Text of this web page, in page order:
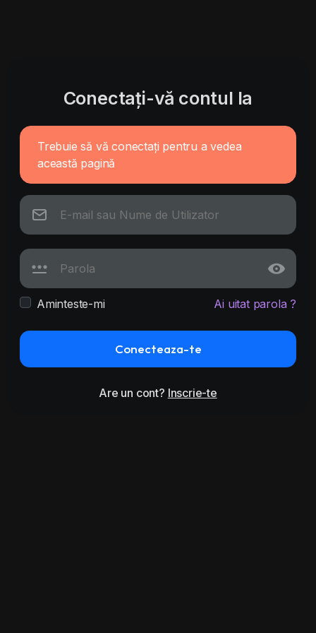
Conectați-vă contul la
Trebuie să vă conectați pentru a vedea
această pagină
Aminteste-mi Ai uitat parola ?
Conecteaza-te
Are un cont? Inscrie-te